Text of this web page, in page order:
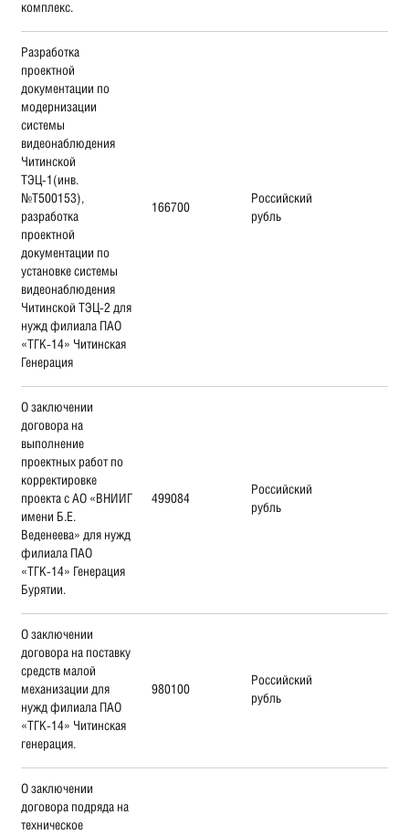
комплекс.
Разработка
проектной
документации по
модернизации
системы
видеонаблюдения
Читинской
ТЭЦ-1(инв.
№Т500153),
разработка
проектной
документации по
установке системы
видеонаблюдения
Читинской ТЭЦ-2 для
нужд филиала ПАО
«ТГК-14» Читинская
Генерация
166700
Российский
рубль
О заключении
договора на
выполнение
проектных работ по
корректировке
проекта с АО «ВНИИГ
имени Б.Е.
Веденеева» для нужд
филиала ПАО
«ТГК-14» Генерация
Бурятии.
499084
Российский
рубль
О заключении
договора на поставку
средств малой
механизации для
нужд филиала ПАО
«ТГК-14» Читинская
генерация.
980100
Российский
рубль
О заключении
договора подряда на
техническое